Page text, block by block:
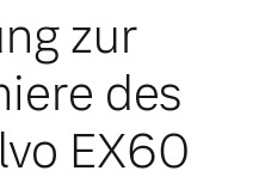
zur
des
EX60